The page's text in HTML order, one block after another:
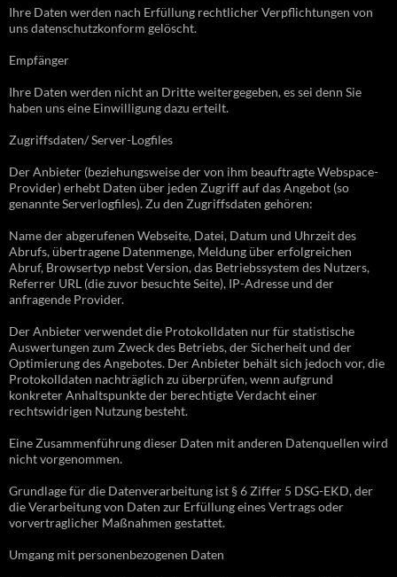
Ihre Daten werden nach Erfüllung rechtlicher Verpflichtungen von
uns datenschutzkonform gelöscht.
Empfänger
Ihre Daten werden nicht an Dritte weitergegeben, es sei denn Sie
haben uns eine Einwilligung dazu erteilt.
Zugriffsdaten/ Server-Logfiles
Der Anbieter (beziehungsweise der von ihm beauftragte Webspace-
Provider) erhebt Daten über jeden Zugriff auf das Angebot (so
genannte Serverlogfiles). Zu den Zugriffsdaten gehören:
Name der abgerufenen Webseite, Datei, Datum und Uhrzeit des
Abrufs, übertragene Datenmenge, Meldung über erfolgreichen
Abruf, Browsertyp nebst Version, das Betriebssystem des Nutzers,
Referrer URL (die zuvor besuchte Seite), IP-Adresse und der
anfragende Provider.
Der Anbieter verwendet die Protokolldaten nur für statistische
Auswertungen zum Zweck des Betriebs, der Sicherheit und der
Optimierung des Angebotes. Der Anbieter behält sich jedoch vor, die
Protokolldaten nachträglich zu überprüfen, wenn aufgrund
konkreter Anhaltspunkte der berechtigte Verdacht einer
rechtswidrigen Nutzung besteht.
Eine Zusammenführung dieser Daten mit anderen Datenquellen wird
nicht vorgenommen.
Grundlage für die Datenverarbeitung ist § 6 Ziffer 5 DSG-EKD, der
die Verarbeitung von Daten zur Erfüllung eines Vertrags oder
vorvertraglicher Maßnahmen gestattet.
Umgang mit personenbezogenen Daten